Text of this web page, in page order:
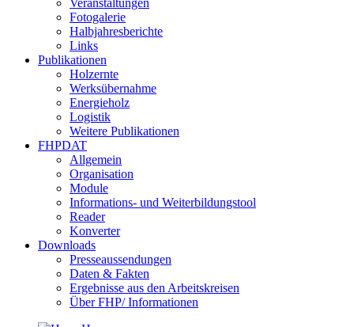
Veranstaltungen
Fotogalerie
Halbjahresberichte
Links
Publikationen
Holzernte
Werksübernahme
Energieholz
Logistik
Weitere Publikationen
FHPDAT
Allgemein
Organisation
Module
Informations- und Weiterbildungstool
Reader
Konverter
Downloads
Presseaussendungen
Daten & Fakten
Ergebnisse aus den Arbeitskreisen
Über FHP/ Informationen